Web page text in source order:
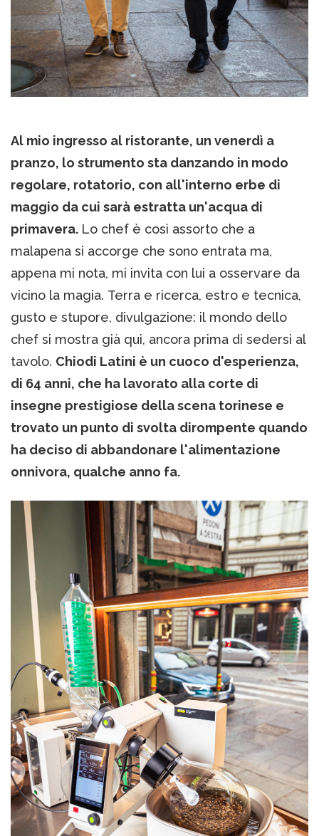
Al mio ingresso al ristorante, un venerdì a
pranzo, lo strumento sta danzando in modo
regolare, rotatorio, con all'interno erbe di
maggio da cui sarà estratta un'acqua di
primavera. Lo chef è così assorto che a
malapena si accorge che sono entrata ma,
appena mi nota, mi invita con lui a osservare da
vicino la magia. Terra e ricerca, estro e tecnica,
gusto e stupore, divulgazione: il mondo dello
chef si mostra già qui, ancora prima di sedersi al
tavolo. Chiodi Latini è un cuoco d'esperienza,
di 64 anni, che ha lavorato alla corte di
insegne prestigiose della scena torinese e
trovato un punto di svolta dirompente quando
ha deciso di abbandonare l'alimentazione
onnivora, qualche anno fa.